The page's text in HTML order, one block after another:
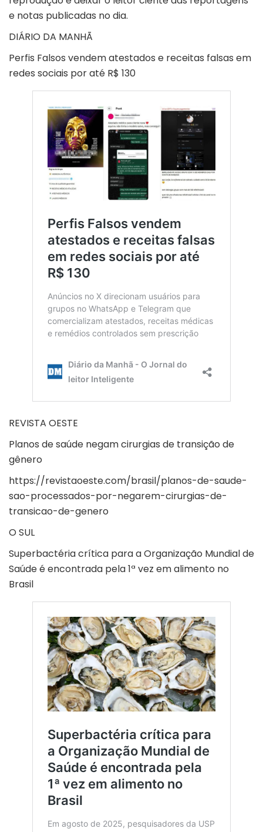
e notas publicadas no dia.
DIÁRIO DA MANHÃ
Perfis Falsos vendem atestados e receitas falsas em
redes sociais por até R$ 130
REVISTA OESTE
Planos de saúde negam cirurgias de transição de
gênero
https://revistaoeste.com/brasil/planos-de-saude-
sao-processados-por-negarem-cirurgias-de-
transicao-de-genero
O SUL
Superbactéria crítica para a Organização Mundial de
Saúde é encontrada pela 1ª vez em alimento no
Brasil